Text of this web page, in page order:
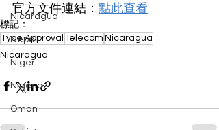
Nicaragua
Nepal
Niger
Nigeria
Oman
官方文件連結： 點此查看
標記：
Type Approval Telecom Nicaragua
Nicaragua